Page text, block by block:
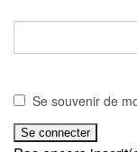
Se souvenir de